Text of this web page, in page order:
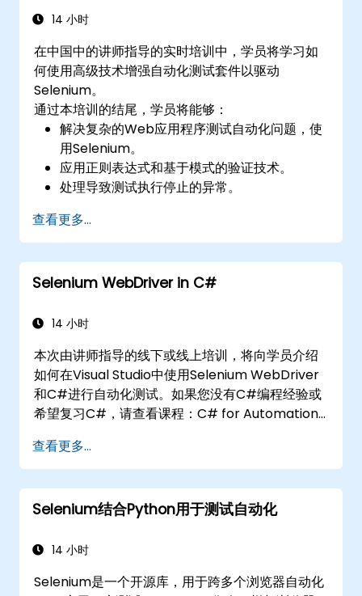
14 小时
在中国中的讲师指导的实时培训中，学员将学习如
何使用高级技术增强自动化测试套件以驱动
Selenium。
通过本培训的结尾，学员将能够：
解决复杂的Web应用程序测试自动化问题，使
用Selenium。
应用正则表达式和基于模式的验证技术。
处理导致测试执行停止的异常。
动态地从网页控件中捕获数据。
创建数据驱动的测试框架。
使用Selenium Grid进行分布式测试。
查看更多...
Selenium WebDriver in C#
14 小时
本次由讲师指导的线下或线上培训，将向学员介绍
如何在Visual Studio中使用Selenium WebDriver
和C#进行自动化测试。如果您没有C#编程经验或
希望复习C#，请查看课程：C# for Automation
查看更多...
Selenium结合Python用于测试自动化
14 小时
Selenium是一个开源库，用于跨多个浏览器自动化